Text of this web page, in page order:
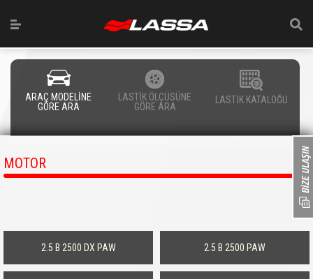
ARAÇ MODELİNE
GÖRE ARA
LASTİK ÖLÇÜSÜNE
GÖRE ARA
LASTİK KATALOĞU
MOTOR
2.5 B 2500 DX PAW 2.5 B 2500 PAW